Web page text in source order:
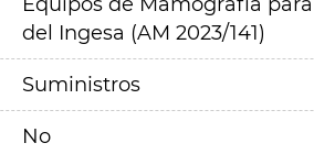
del Ingesa (AM 2023/141)
Suministros
No